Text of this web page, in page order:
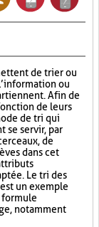
de trier ou
ou
Afin de
de leurs
de tri qui
se servir, par
de
dans cet
Le tri des
un exemple
formule
notamment